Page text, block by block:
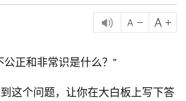
公正和非常识是什么？”
这个问题，让你在大白板上写下答